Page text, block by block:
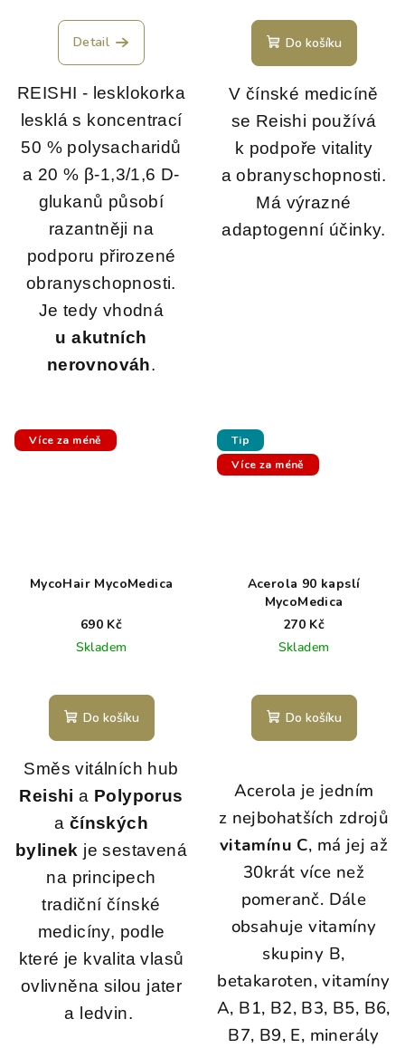
Detail
REISHI - lesklokorka
lesklá s koncentrací
50 % polysacharidů
a 20 % β-1,3/1,6 D-
glukanů působí
razantněji na
podporu přirozené
obranyschopnosti.
Je tedy vhodná
u akutních
nerovnováh.
Do košíku
V čínské medicíně
se Reishi používá
k podpoře vitality
a obranyschopnosti.
Má výrazné
adaptogenní účinky.
Více za méně
MycoHair MycoMedica
690 Kč
Skladem
Do košíku
Směs vitálních hub
Reishi a Polyporus
a čínských
bylinek je sestavená
na principech
tradiční čínské
medicíny, podle
které je kvalita vlasů
ovlivněna silou jater
a ledvin.
Tip
Více za méně
Acerola 90 kapslí
MycoMedica
270 Kč
Skladem
Do košíku
Acerola je jedním
z nejbohatších zdrojů
vitamínu C, má jej až
30krát více než
pomeranč. Dále
obsahuje vitamíny
skupiny B,
betakaroten, vitamíny
A, B1, B2, B3, B5, B6,
B7, B9, E, minerály